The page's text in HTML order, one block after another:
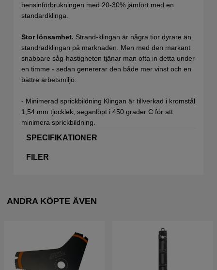
bensinförbrukningen med 20-30% jämfört med en
standardklinga.
Stor lönsamhet. Strand-klingan är några tior dyrare än
standradklingan på marknaden. Men med den markant
snabbare såg-hastigheten tjänar man ofta in detta under
en timme - sedan genererar den både mer vinst och en
bättre arbetsmiljö.
- Minimerad sprickbildning Klingan är tillverkad i kromstål
1,54 mm tjocklek, seganlöpt i 450 grader C för att
minimera sprickbildning.
SPECIFIKATIONER
FILER
ANDRA KÖPTE ÄVEN